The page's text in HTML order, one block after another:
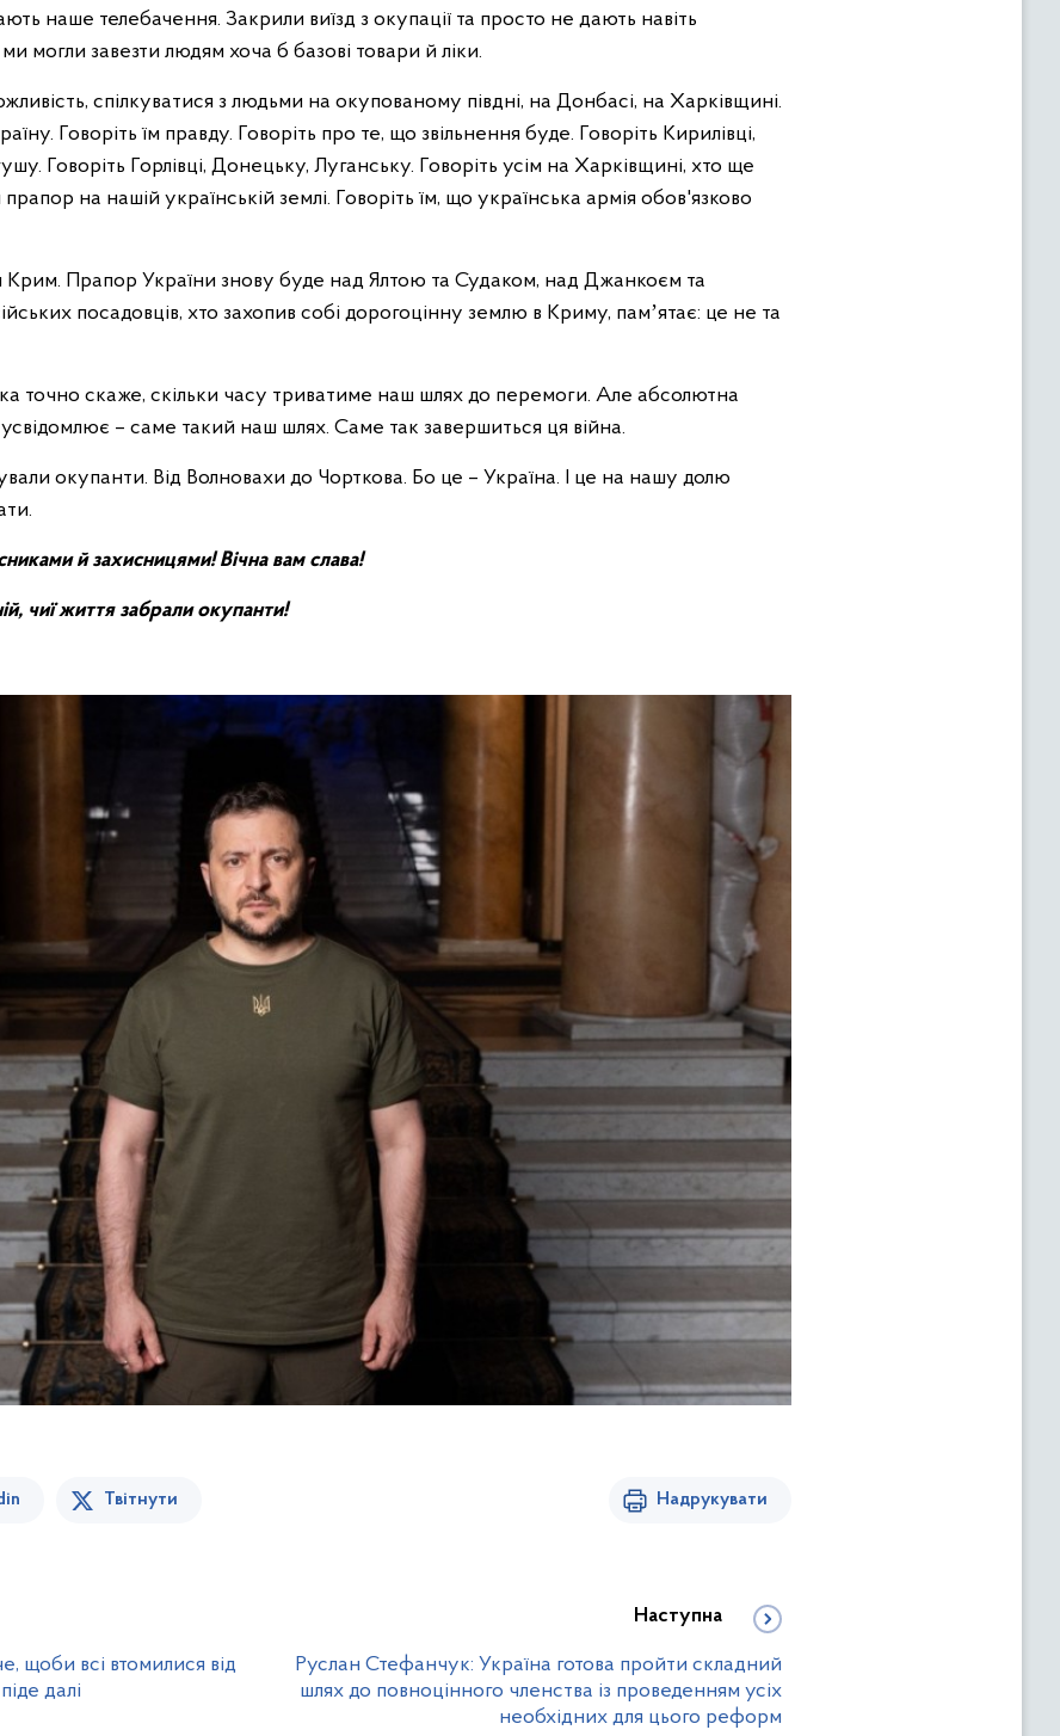
наше телебачення. Закрили виїзд з окупації та просто не дають навіть
могли завезти людям хоча б базові товари й ліки.
спілкуватися з людьми на окупованому півдні, на Донбасі, на Харківщині.
Говоріть їм правду. Говоріть про те, що звільнення буде. Говоріть Кирилівці,
Говоріть Горлівці, Донецьку, Луганську. Говоріть усім на Харківщині, хто ще
на нашій українській землі. Говоріть їм, що українська армія обов'язково
Крим. Прапор України знову буде над Ялтою та Судаком, над Джанкоєм та
посадовців, хто захопив собі дорогоцінну землю в Криму, памʼятає: це не та
точно скаже, скільки часу триватиме наш шлях до перемоги. Але абсолютна
– саме такий наш шлях. Саме так завершиться ця війна.
окупанти. Від Волновахи до Чорткова. Бо це – Україна. І це на нашу долю
й захисницями! Вічна вам слава!
чиї життя забрали окупанти!
Твітнути Надрукувати
щоби всі втомилися від
далі
Наступна
Руслан Стефанчук: Україна готова пройти складний
шлях до повноцінного членства із проведенням усіх
необхідних для цього реформ